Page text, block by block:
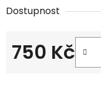
Dostupnost
750 Kč